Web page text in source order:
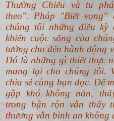
Thường Chiếu và tu
theo". Pháp "Biết vọng"
chúng tôi những điều
khiến cuộc sống của
tưởng cho đến hành động
Đó là những gì thiết thực
mang lại cho chúng tôi.
chia sẻ cùng bạn đọc. Để
gặp khó không nản,
trong bận rộn vẫn thấy
thương vẫn bình an không